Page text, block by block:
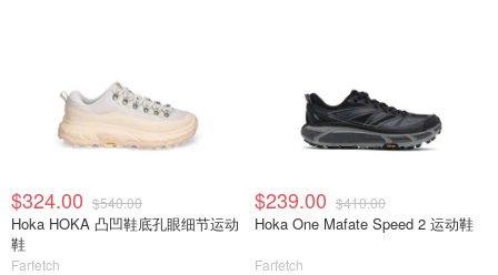
$324.00 $540.00
Hoka HOKA 凸凹鞋底孔眼细节运动
鞋
Farfetch
$239.00 $410.00
Hoka One Mafate Speed 2 运动鞋
Farfetch